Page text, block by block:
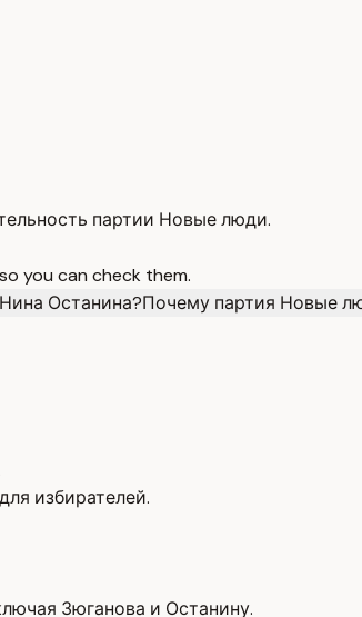
партии Новые люди.
you can check them.
Останина?Почему партия Новые
избирателей.
Зюганова и Останину.